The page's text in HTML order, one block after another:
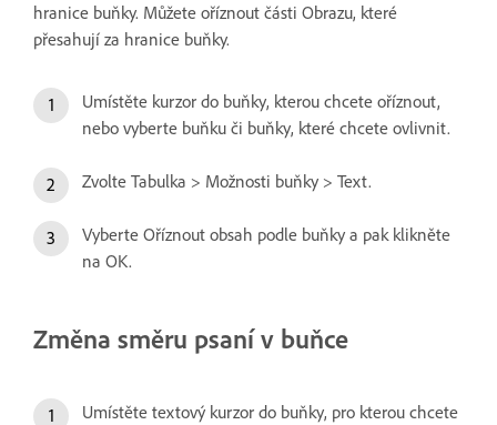
hranice buňky. Můžete oříznout části Obrazu, které
přesahují za hranice buňky.
Umístěte kurzor do buňky, kterou chcete oříznout,
nebo vyberte buňku či buňky, které chcete ovlivnit.
Zvolte Tabulka > Možnosti buňky > Text.
Vyberte Oříznout obsah podle buňky a pak klikněte
na OK.
Změna směru psaní v buňce
Umístěte textový kurzor do buňky, pro kterou chcete